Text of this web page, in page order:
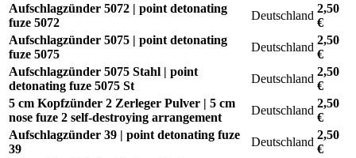
Aufschlagzünder 5072 | point detonating
fuze 5072
Deutschland
2,50
€
Aufschlagzünder 5075 | point detonating
fuze 5075
Deutschland
2,50
€
Aufschlagzünder 5075 Stahl | point
detonating fuze 5075 St
Deutschland
2,50
€
5 cm Kopfzünder 2 Zerleger Pulver | 5 cm
nose fuze 2 self-destroying arrangement
Deutschland
2,50
€
Aufschlagzünder 39 | point detonating fuze
39
Deutschland
2,50
€